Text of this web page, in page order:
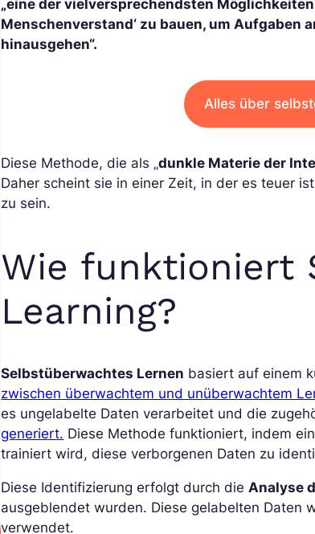
„eine der vielversprechendsten
Menschenverstand‘ zu bauen, um Aufgaben
hinausgehen“.
Alles über
Diese Methode, die als „dunkle Materie der
Daher scheint sie in einer Zeit, in der es teuer
zu sein.
Wie funktioniert
Learning?
Selbstüberwachtes Lernen basiert auf einem
zwischen überwachtem und unüberwachtem
es ungelabelte Daten verarbeitet und die
generiert. Diese Methode funktioniert, indem
trainiert wird, diese verborgenen Daten zu
Diese Identifizierung erfolgt durch dieAnalyse
ausgeblendet wurden. Diese gelabelten Daten
verwendet.